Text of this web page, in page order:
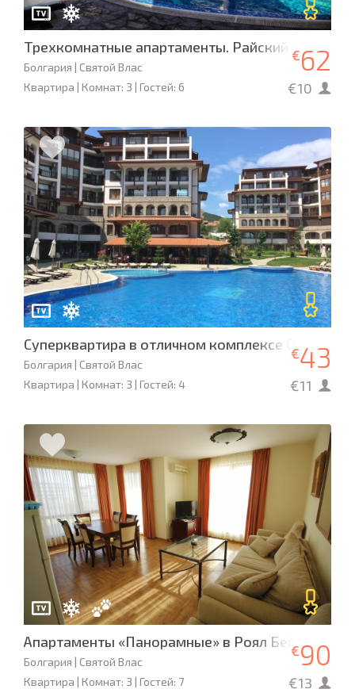
Трехкомнатные апартаменты. Райский сад.
Болгария | Святой Влас
Квартира | Комнат: 3 | Гостей: 6
€62
€10
Суперквартира в отличном комплексе Олимп,
Болгария | Святой Влас
Квартира | Комнат: 3 | Гостей: 4
€43
€11
Апартаменты «Панорамные» в Роял Бей 2
Болгария | Святой Влас
Квартира | Комнат: 3 | Гостей: 7
€90
€13